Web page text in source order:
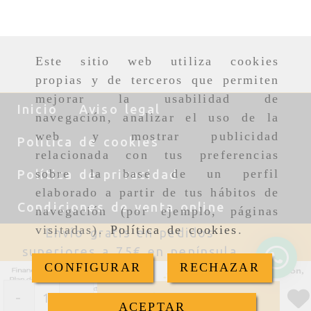
Este sitio web utiliza cookies
propias y de terceros que permiten
mejorar la usabilidad de
navegación, analizar el uso de la
web y mostrar publicidad
relacionada con tus preferencias
sobre la base de un perfil
elaborado a partir de tus hábitos de
navegación (por ejemplo, páginas
visitadas).Política de cookies .
CONFIGURAR RECHAZAR
ACEPTAR
- +
Inicio Aviso legal
Política de cookies
Política de privacidad
Condiciones de venta online
Envío gratis en pedidos
superiores a 75€ en península